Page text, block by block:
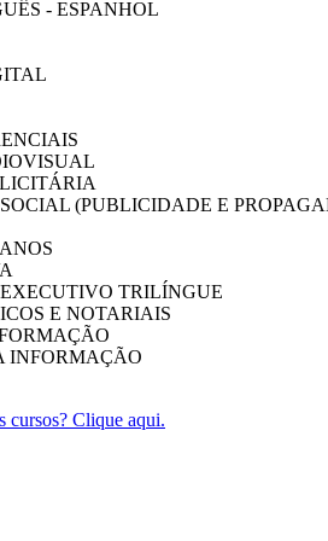
- ESPANHOL
(PUBLICIDADE E
TRILÍNGUE
E NOTARIAIS
INFORMAÇÃO
cursos? Clique aqui.